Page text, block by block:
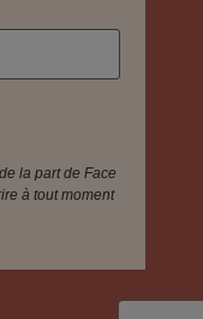
la part de Face
à tout moment